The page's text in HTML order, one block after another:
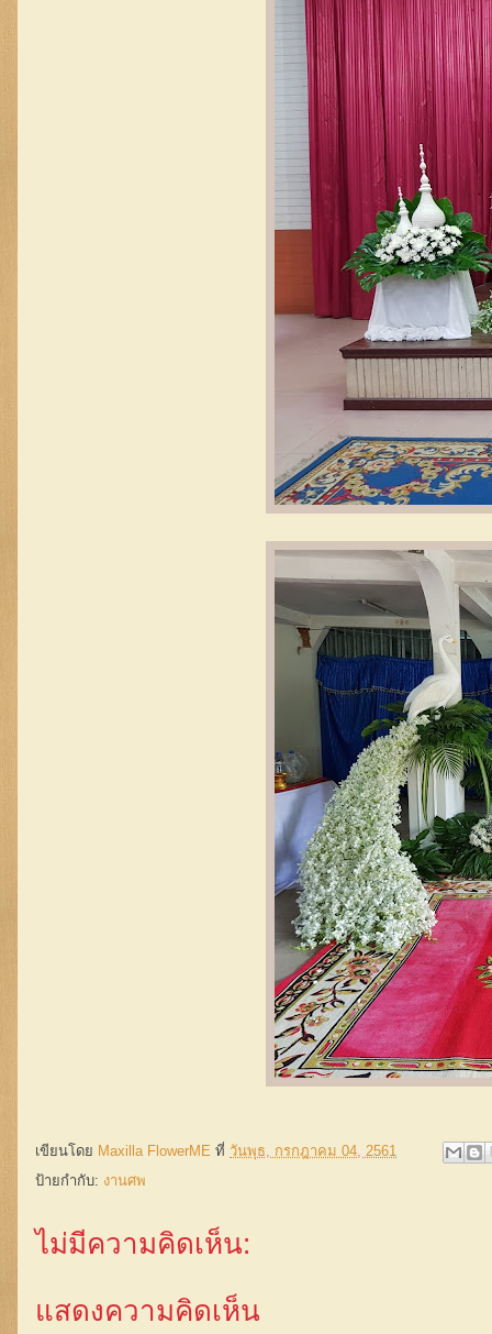
เขียนโดย Maxilla FlowerME ที่ วันพุธ, กรกฎาคม 04, 2561
ป้ายกำกับ: งานศพ
ไม่มีความคิดเห็น:
แสดงความคิดเห็น